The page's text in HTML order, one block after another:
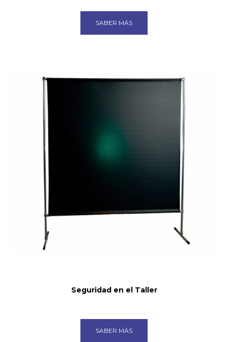
SABER MÁS
Seguridad en el Taller
SABER MÁS